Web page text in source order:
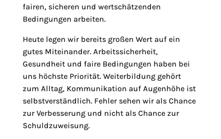
fairen, sicheren und wertschätzenden
Bedingungen arbeiten.
Heute legen wir bereits großen Wert auf ein
gutes Miteinander. Arbeitssicherheit,
Gesundheit und faire Bedingungen haben bei
uns höchste Priorität. Weiterbildung gehört
zum Alltag, Kommunikation auf Augenhöhe ist
selbstverständlich. Fehler sehen wir als Chance
zur Verbesserung und nicht als Chance zur
Schuldzuweisung.